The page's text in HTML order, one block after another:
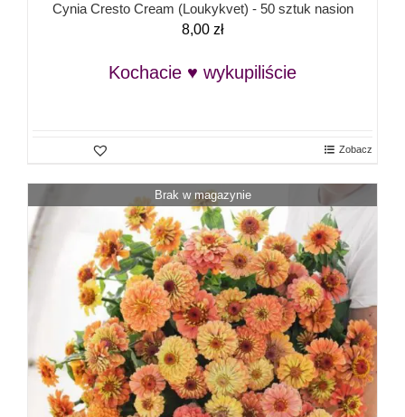
Cynia Cresto Cream (Loukykvet) - 50 sztuk nasion
8,00 zł
Kochacie ♥ wykupiliście
Zobacz
Brak w magazynie